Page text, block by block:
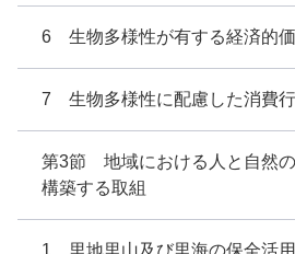
6 生物多様性が有する経済的
7 生物多様性に配慮した消費
第3節 地域における人と自然
構築する取組
1 里地里山及び里海の保全活